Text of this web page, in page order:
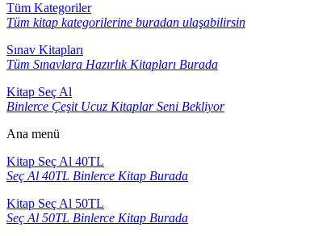
Tüm Kategoriler
Tüm kitap kategorilerine buradan ulaşabilirsin
Sınav Kitapları
Tüm Sınavlara Hazırlık Kitapları Burada
Kitap Seç Al
Binlerce Çeşit Ucuz Kitaplar Seni Bekliyor
Ana menü
Kitap Seç Al 40TL
Seç Al 40TL Binlerce Kitap Burada
Kitap Seç Al 50TL
Seç Al 50TL Binlerce Kitap Burada